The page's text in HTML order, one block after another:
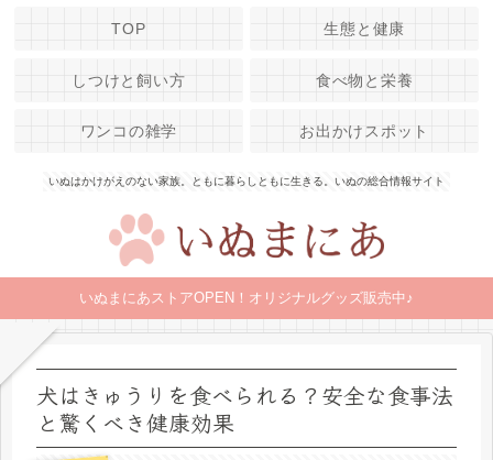
いぬはかけがえのない家族。ともに暮らしともに生きる。いぬの総合情報サイト
TOP 生態と健康
しつけと飼い方 食べ物と栄養
ワンコの雑学 お出かけスポット
いぬまにあストアOPEN！オリジナルグッズ販売中♪
犬はきゅうりを食べられる？安全な食事法
と驚くべき健康効果